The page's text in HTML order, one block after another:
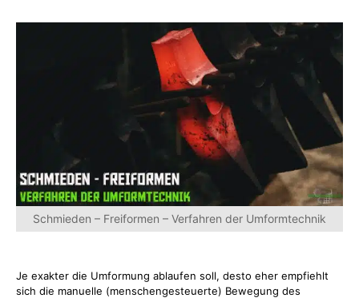
Schmieden – Freiformen – Verfahren der Umformtechnik
Je exakter die Umformung ablaufen soll, desto eher empfiehlt
sich die manuelle (menschengesteuerte) Bewegung des